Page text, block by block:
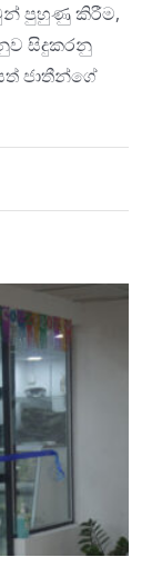
පුහුණු කිරීම,
සිදුකරනු
ජාතීන්ගේ